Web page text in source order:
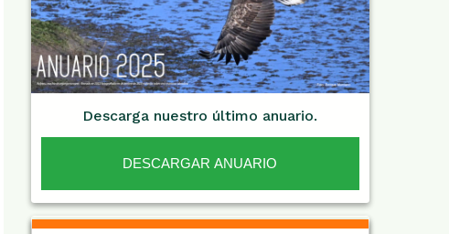
Descarga nuestro último anuario.
DESCARGAR ANUARIO